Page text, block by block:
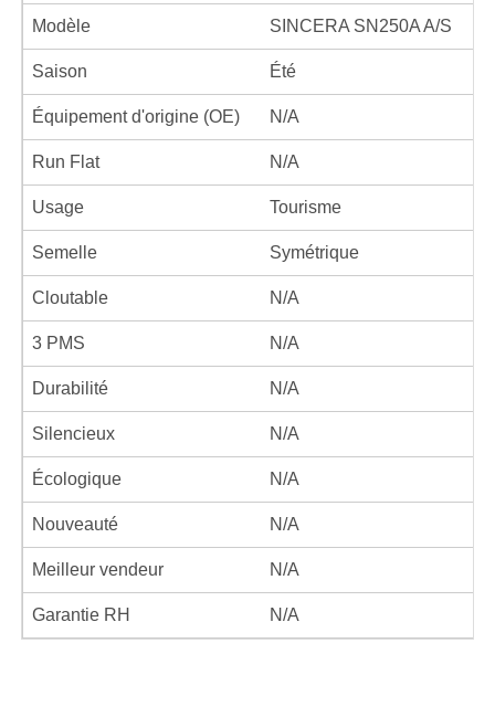
Modèle SINCERA SN250A A/S
Saison Été
Équipement d'origine (OE) N/A
Run Flat N/A
Usage Tourisme
Semelle Symétrique
Cloutable N/A
3 PMS N/A
Durabilité N/A
Silencieux N/A
Écologique N/A
Nouveauté N/A
Meilleur vendeur N/A
Garantie RH N/A